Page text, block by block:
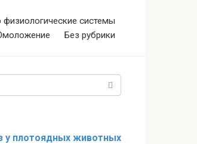
системы
Без рубрики
у плотоядных животных